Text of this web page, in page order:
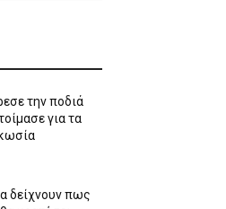
την ποδιά
για τα
δείχνουν πως